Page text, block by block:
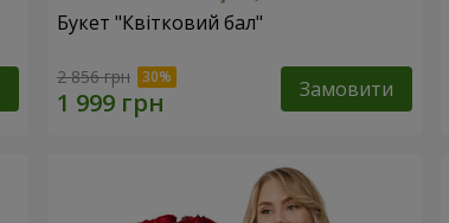
Букет "Квітковий бал"
2 856 грн Замовити